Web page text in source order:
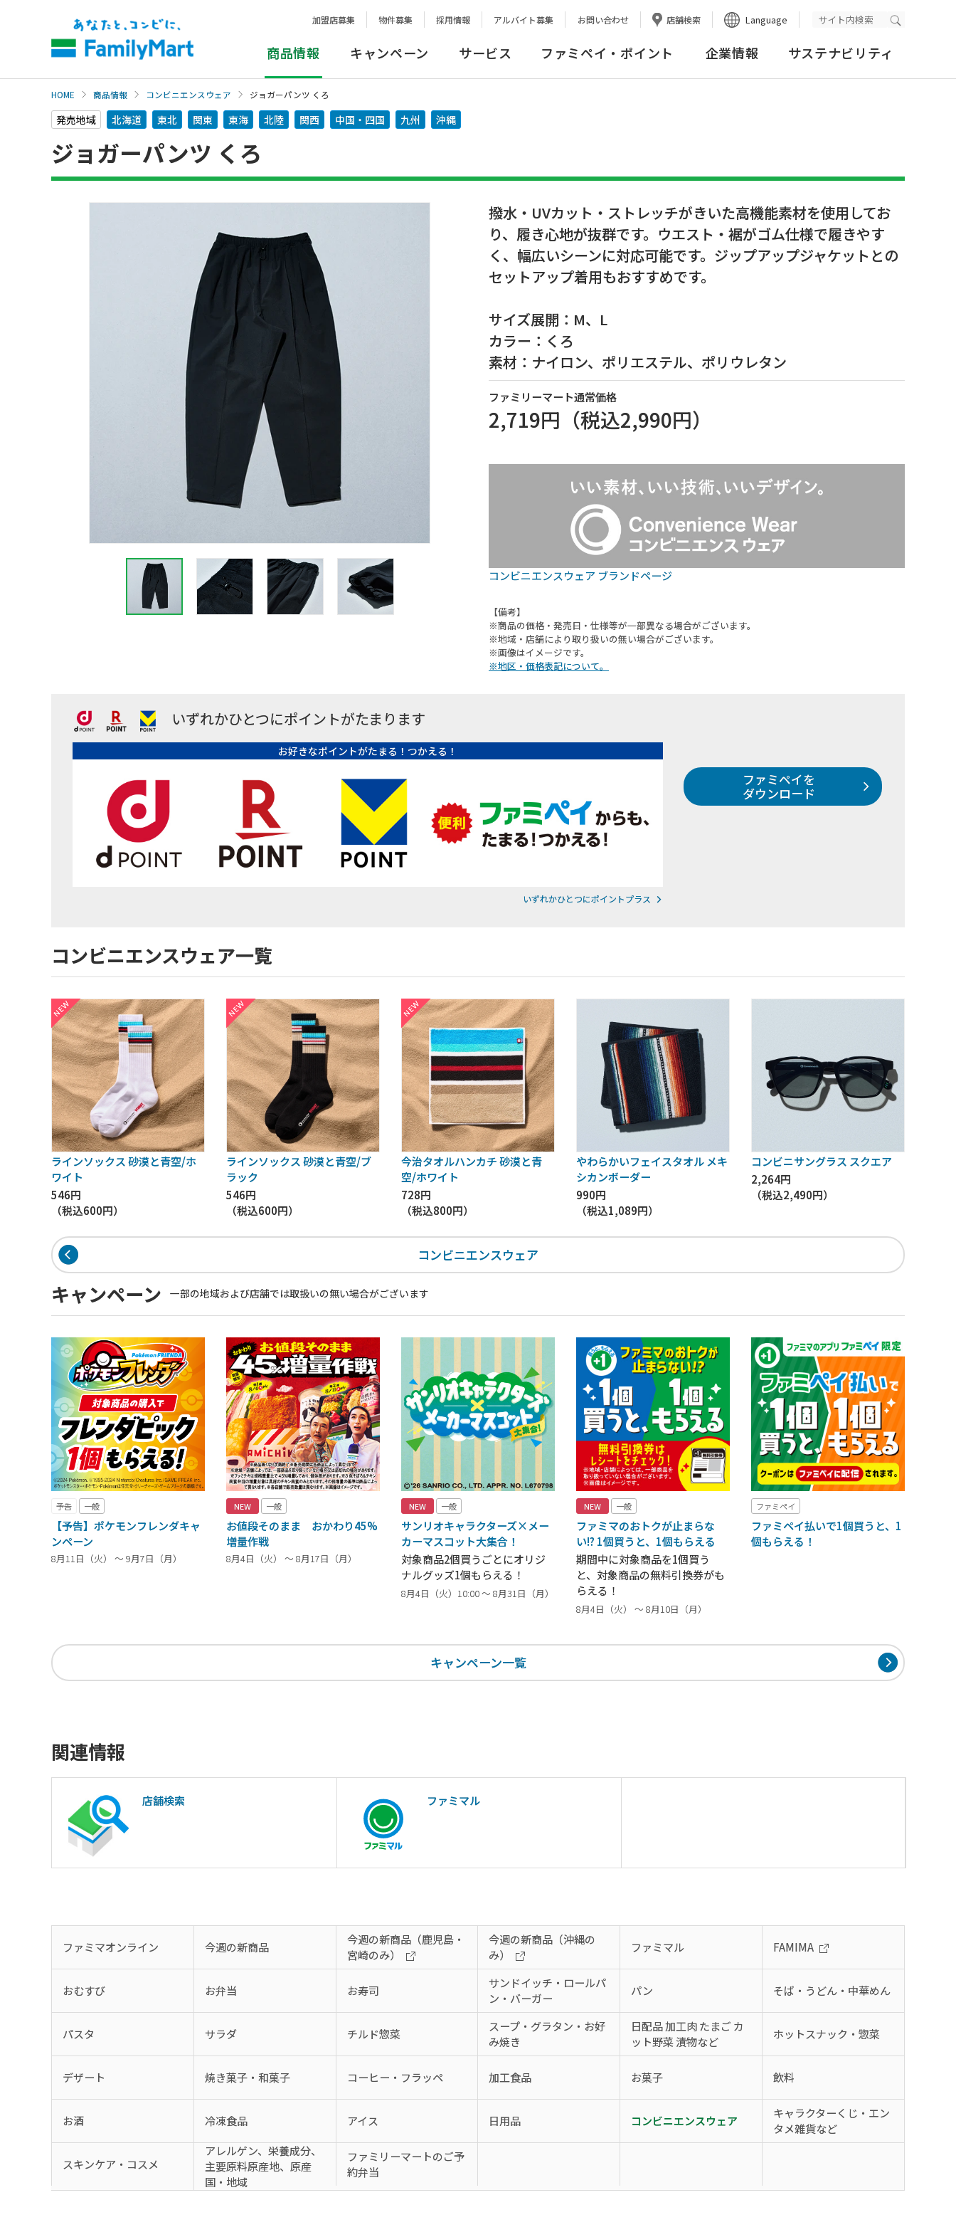
加盟店募集 物件募集 採用情報 アルバイト募集 お問い合わせ 店舗検索 Language 検索実行
商品情報 キャンペーン サービス ファミペイ・ポイント 企業情報 サステナビリティ
HOME 商品情報 コンビニエンスウェア ジョガーパンツ くろ
発売地域 北海道 東北 関東 東海 北陸 関西 中国・四国 九州 沖縄
ジョガーパンツ くろ
撥水・UVカット・ストレッチがきいた高機能素材を使用してお
り、履き心地が抜群です。ウエスト・裾がゴム仕様で履きやす
く、幅広いシーンに対応可能です。ジップアップジャケットとの
セットアップ着用もおすすめです。
サイズ展開：M、L
カラー：くろ
素材：ナイロン、ポリエステル、ポリウレタン
ファミリーマート通常価格
2,719円 （税込2,990円）
コンビニエンスウェア ブランドページ
【備考】
※商品の価格・発売日・仕様等が一部異なる場合がございます。
※地域・店舗により取り扱いの無い場合がございます。
※画像はイメージです。
※地区・価格表記について。
いずれかひとつにポイントがたまります
お好きなポイントがたまる！つかえる！
いずれかひとつにポイントプラス
ファミペイを
ダウンロード
コンビニエンスウェア一覧
ラインソックス 砂漠と青空/ホ
ワイト
546円
（税込600円）
ラインソックス 砂漠と青空/ブ
ラック
546円
（税込600円）
今治タオルハンカチ 砂漠と青
空/ホワイト
728円
（税込800円）
やわらかいフェイスタオル メキ
シカンボーダー
990円
（税込1,089円）
コンビニサングラス スクエア
2,264円
（税込2,490円）
コンビニエンスウェア
キャンペーン 一部の地域および店舗では取扱いの無い場合がございます
予告 一般
【予告】ポケモンフレンダキャ
ンペーン
8月11日（火） ～ 9月7日（月）
NEW 一般
お値段そのまま おかわり45%
増量作戦
8月4日（火） ～ 8月17日（月）
NEW 一般
サンリオキャラクターズ×メー
カーマスコット大集合！
対象商品2個買うごとにオリジ
ナルグッズ1個もらえる！
8月4日（火）10:00 ～ 8月31日（月）
NEW 一般
ファミマのおトクが止まらな
い!? 1個買うと、1個もらえる
期間中に対象商品を1個買う
と、対象商品の無料引換券がも
らえる！
8月4日（火） ～ 8月10日（月）
ファミペイ
ファミペイ払いで1個買うと、1
個もらえる！
キャンペーン一覧
関連情報
店舗検索 ファミマル
ファミマオンライン 今週の新商品
今週の新商品（鹿児島・
宮崎のみ）
今週の新商品（沖縄の
み）
ファミマル FAMIMA
おむすび お弁当 お寿司
サンドイッチ・ロールパ
ン・バーガー
パン そば・うどん・中華めん
パスタ サラダ チルド惣菜
スープ・グラタン・お好
み焼き
日配品 加工肉 たまご カ
ット野菜 漬物など
ホットスナック・惣菜
デザート 焼き菓子・和菓子 コーヒー・フラッペ 加工食品 お菓子 飲料
お酒 冷凍食品 アイス 日用品 コンビニエンスウェア
キャラクターくじ・エン
タメ雑貨など
スキンケア・コスメ
アレルゲン、栄養成分、
主要原料原産地、原産
国・地域
ファミリーマートのご予
約弁当